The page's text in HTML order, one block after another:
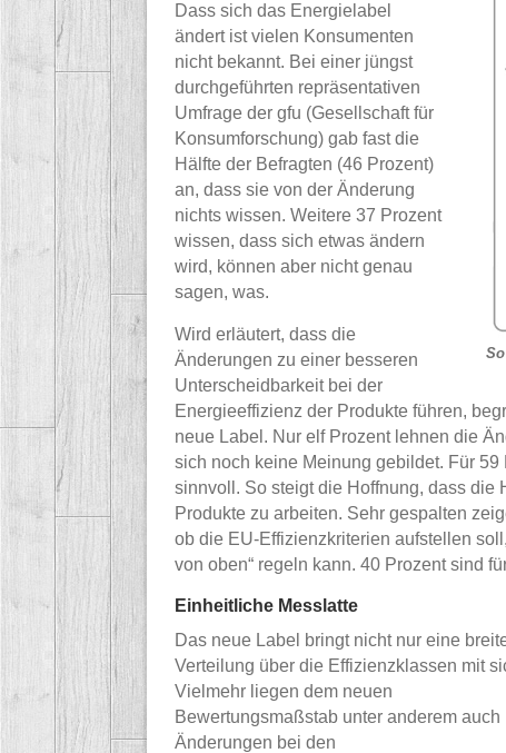
Dass sich das Energielabel
ändert ist vielen Konsumenten
nicht bekannt. Bei einer jüngst
durchgeführten repräsentativen
Umfrage der gfu (Gesellschaft für
Konsumforschung) gab fast die
Hälfte der Befragten (46 Prozent)
an, dass sie von der Änderung
nichts wissen. Weitere 37 Prozent
wissen, dass sich etwas ändern
wird, können aber nicht genau
sagen, was.
Wird erläutert, dass die
Änderungen zu einer besseren
Unterscheidbarkeit bei der
Energieeffizienz der Produkte führen,
neue Label. Nur elf Prozent lehnen die
sich noch keine Meinung gebildet. Für
sinnvoll. So steigt die Hoffnung, dass die
Produkte zu arbeiten. Sehr gespalten
ob die EU-Effizienzkriterien aufstellen
von oben“ regeln kann. 40 Prozent sind
Einheitliche Messlatte
Das neue Label bringt nicht nur eine
Verteilung über die Effizienzklassen mit
Vielmehr liegen dem neuen
Bewertungsmaßstab unter anderem auch
Änderungen bei den